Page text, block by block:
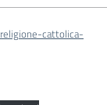
cattolica-